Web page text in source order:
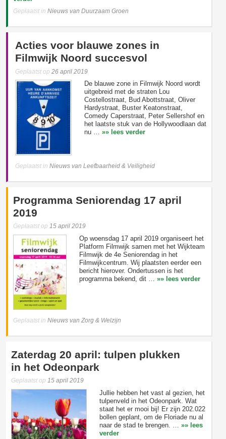
Geplaatst in Nieuws van Duurzaam Groen
Acties voor blauwe zones in
Filmwijk Noord succesvol
Geplaatst op 26 april 2019
De blauwe zone in Filmwijk Noord wordt
uitgebreid met de straten Lou
Costellostraat, Bud Abottstraat, Oliver
Hardystraat, Buster Keatonstraat,
Comedy Caperstraat, Peter Sellershof en
het laatste stuk van de Hollywoodlaan dat
nu … »» lees verder
Geplaatst in Nieuws van Leefbaarheid & Veiligheid
Programma Seniorendag 17 april
2019
Geplaatst op 15 april 2019
Op woensdag 17 april 2019 organiseert het
Platform Filmwijk samen met het Wijkteam
Filmwijk de 4e Seniorendag in het
Filmwijkcentrum. Wij plaatsten eerder een
bericht hierover. Ondertussen is het
programma bekend, dit … »» lees verder
Geplaatst in Nieuws van Zorg & Welzijn
Zaterdag 20 april: tulpen plukken
in het Odeonpark
Geplaatst op 15 april 2019
Jullie hebben het vast al gezien, het
tulpenveld in het Odeonpark. Wat
staat het er mooi bij! Er zijn 202.022
bollen geplant, om de Floriade nu al
naar de stad te brengen. … »» lees
verder